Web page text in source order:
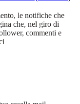
le notifiche che
che, nel giro di
commenti e